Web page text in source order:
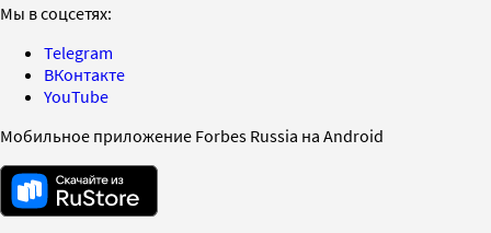
Мы в соцсетях:
Telegram
ВКонтакте
YouTube
Мобильное приложение Forbes Russia на Android